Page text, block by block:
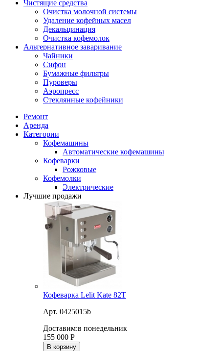
Чистящие средства
Очистка молочной системы
Удаление кофейных масел
Декальцинация
Очистка кофемолок
Альтернативное заваривание
Чайники
Сифон
Бумажные фильтры
Пуроверы
Аэропресс
Стеклянные кофейники
Ремонт
Аренда
Категории
Кофемашины
Автоматические кофемашины
Кофеварки
Рожковые
Кофемолки
Электрические
Лучшие продажи
Кофеварка Lelit Kate 82T
Арт. 0425015b
Доставим:в понедельник
155 000 Р
В корзину